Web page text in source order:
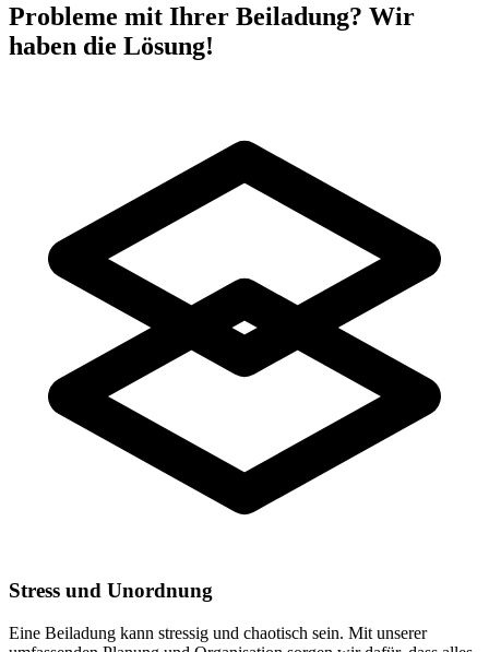
Probleme mit Ihrer Beiladung? Wir
haben die Lösung!
Stress und Unordnung
Eine Beiladung kann stressig und chaotisch sein. Mit unserer